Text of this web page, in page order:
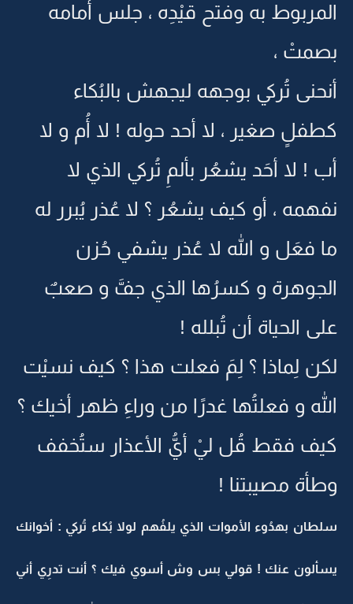
المربوط به وفتح قيْدِه ، جلس أمامه
بصمتْ ،
أنحنى تُركي بوجهه ليجهش بالبُكاء
كطفلٍ صغير ، لا أحد حوله ! لا أُم و لا
أب ! لا أحَد يشعُر بألمِ تُركي الذي لا
نفهمه ، أو كيف يشعُر ؟ لا عُذر يُبرر له
ما فعَل و الله لا عُذر يشفي حُزن
الجوهرة و كسرُها الذي جفَّ و صعبٌ
على الحياة أن تُبلله !
لكن لِماذا ؟ لِمَ فعلت هذا ؟ كيف نسيْت
الله و فعلتُها غدرًا من وراءِ ظهر أخيك ؟
كيف فقط قُل ليْ أيُّ الأعذار ستُخفف
وطأة مصيبتنا !
سلطان بهدُوء الأموات الذي يلفُهم لولا بُكاء تُركي : أخوانك
يسألون عنك ! قولي بس وش أسوي فيك ؟ أنت تدرِي أني